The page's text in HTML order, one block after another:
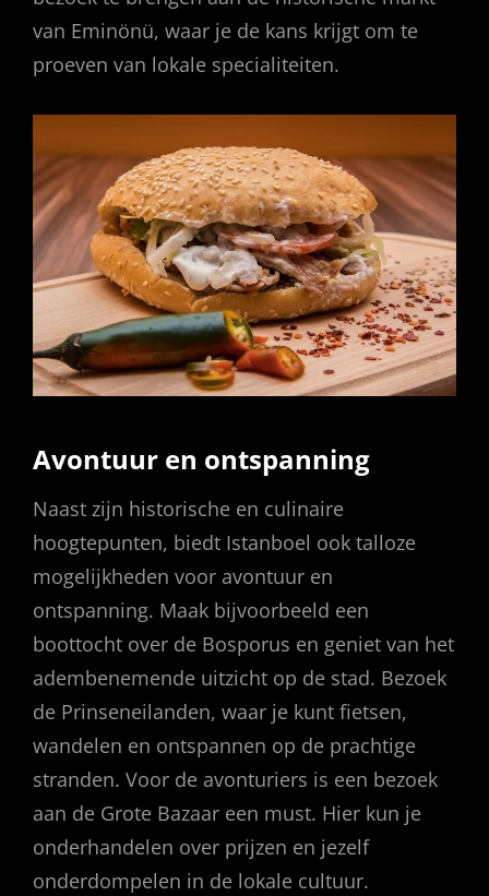
van Eminönü, waar je de kans krijgt om te
proeven van lokale specialiteiten.
Avontuur en ontspanning
Naast zijn historische en culinaire
hoogtepunten, biedt Istanboel ook talloze
mogelijkheden voor avontuur en
ontspanning. Maak bijvoorbeeld een
boottocht over de Bosporus en geniet van het
adembenemende uitzicht op de stad. Bezoek
de Prinseneilanden, waar je kunt fietsen,
wandelen en ontspannen op de prachtige
stranden. Voor de avonturiers is een bezoek
aan de Grote Bazaar een must. Hier kun je
onderhandelen over prijzen en jezelf
onderdompelen in de lokale cultuur.